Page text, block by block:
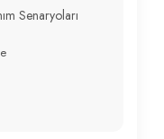
Senaryoları